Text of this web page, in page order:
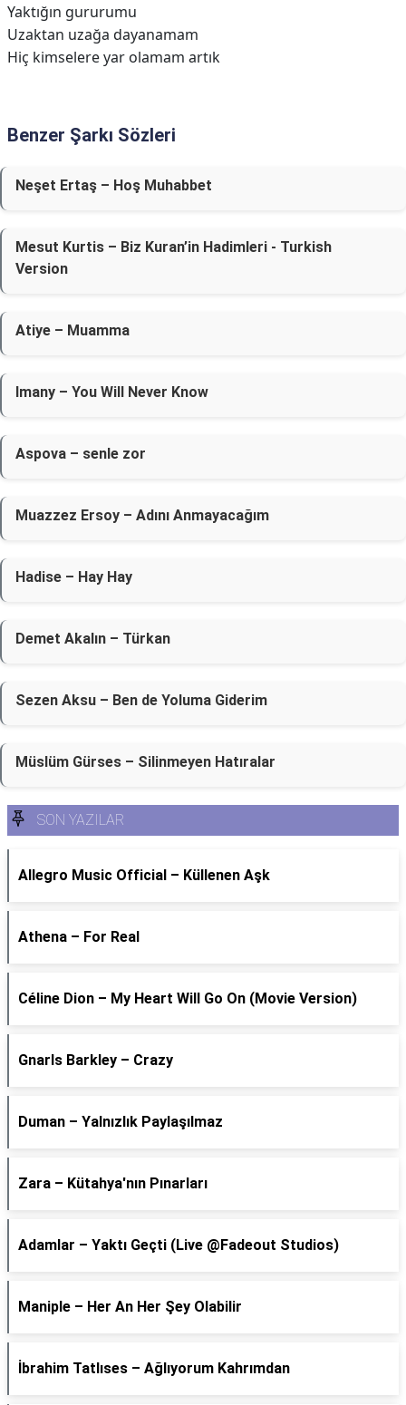
Yaktığın gururumu
Uzaktan uzağa dayanamam
Hiç kimselere yar olamam artık
Benzer Şarkı Sözleri
Neşet Ertaş – Hoş Muhabbet
Mesut Kurtis – Biz Kuran’in Hadimleri - Turkish
Version
Atiye – Muamma
Imany – You Will Never Know
Aspova – ​senle zor
Muazzez Ersoy – Adını Anmayacağım
Hadise – Hay Hay
Demet Akalın – Türkan
Sezen Aksu – Ben de Yoluma Giderim
Müslüm Gürses – Silinmeyen Hatıralar
SON YAZILAR
Allegro Music Official – Küllenen Aşk
Athena – For Real
Céline Dion – My Heart Will Go On (Movie Version)
Gnarls Barkley – Crazy
Duman – Yalnızlık Paylaşılmaz
Zara – Kütahya'nın Pınarları
Adamlar – Yaktı Geçti (Live @Fadeout Studios)
Maniple – Her An Her Şey Olabilir
İbrahim Tatlıses – Ağlıyorum Kahrımdan